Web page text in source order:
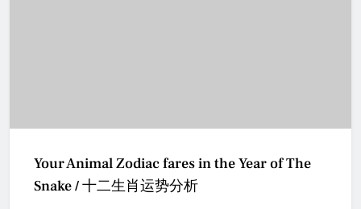
Your Animal Zodiac fares in the Year of The
Snake / 十二生肖运势分析